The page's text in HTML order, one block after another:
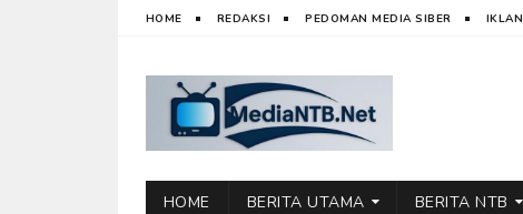
HOME REDAKSI PEDOMAN MEDIA SIBER IKLAN
HOME BERITA UTAMA BERITA NTB